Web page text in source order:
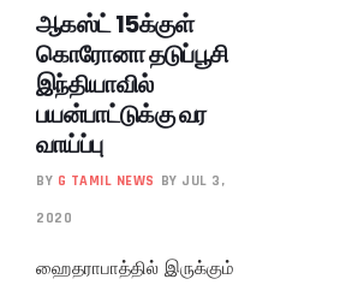
ஆகஸ்ட் 15க்குள்
கொரோனா தடுப்பூசி
இந்தியாவில்
பயன்பாட்டுக்கு வர
வாய்ப்பு
BY G TAMIL NEWS BY JUL 3,
2020
ஹைதராபாத்தில் இருக்கும்